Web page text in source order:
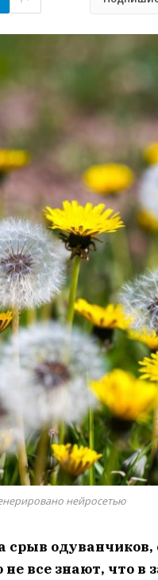
нейросетью
одуванчиков,
все знают, что в